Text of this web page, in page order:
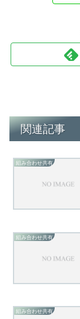
関連記事
組み合わせ共有
組み合わせ共有
組み合わせ共有